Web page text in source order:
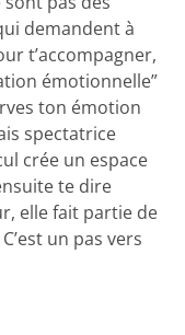
demandent à
t’accompagner,
émotionnelle”
ton émotion
spectatrice
crée un espace
te dire
elle fait partie de
un pas vers